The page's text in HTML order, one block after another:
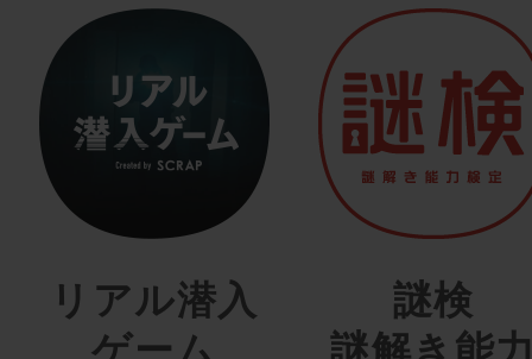
リアル潜入
ゲーム
謎検
謎解き能